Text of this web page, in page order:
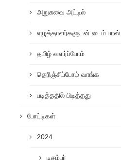
அறுசுவை அட்டில்
எழுத்தாளர்களுடன் டைம் பாஸ்
தமிழ் வளர்ப்போம்
தெரிஞ்சிப்போம் வாங்க
படித்ததில் பிடித்தது
போட்டிகள்
2024
டிசம்பர்